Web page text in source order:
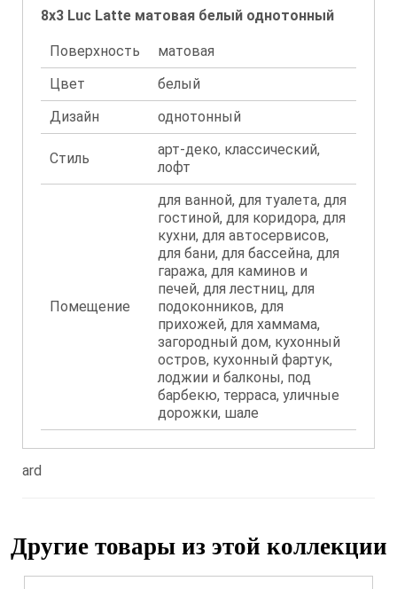
8x3 Luc Latte матовая белый однотонный
Поверхность
матовая
Цвет
белый
Дизайн
однотонный
Стиль
арт-деко, классический,
лофт
Помещение
для ванной, для туалета, для
гостиной, для коридора, для
кухни, для автосервисов,
для бани, для бассейна, для
гаража, для каминов и
печей, для лестниц, для
подоконников, для
прихожей, для хаммама,
загородный дом, кухонный
остров, кухонный фартук,
лоджии и балконы, под
барбекю, терраса, уличные
дорожки, шале
ard
Другие товары из этой коллекции